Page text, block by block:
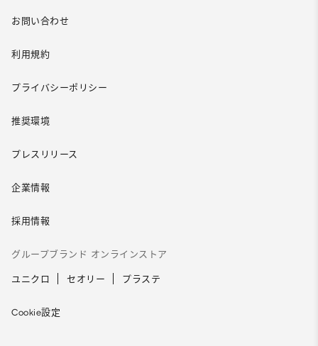
お問い合わせ
利用規約
プライバシーポリシー
推奨環境
プレスリリース
企業情報
採用情報
グループブランド オンラインストア
ユニクロ セオリー プラステ
Cookie設定